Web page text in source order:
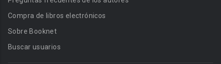
Compra de libros electrónicos
Sobre Booknet
Buscar usuarios